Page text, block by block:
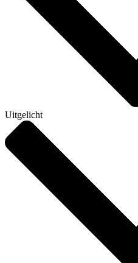
Uitgelicht